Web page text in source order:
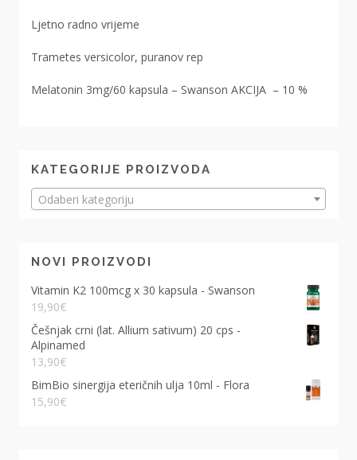
Ljetno radno vrijeme
Trametes versicolor, puranov rep
Melatonin 3mg/60 kapsula – Swanson AKCIJA – 10 %
KATEGORIJE PROIZVODA
Odaberi kategoriju
NOVI PROIZVODI
Vitamin K2 100mcg x 30 kapsula - Swanson
19,90€
Češnjak crni (lat. Allium sativum) 20 cps -
Alpinamed
13,90€
BimBio sinergija eteričnih ulja 10ml - Flora
15,90€